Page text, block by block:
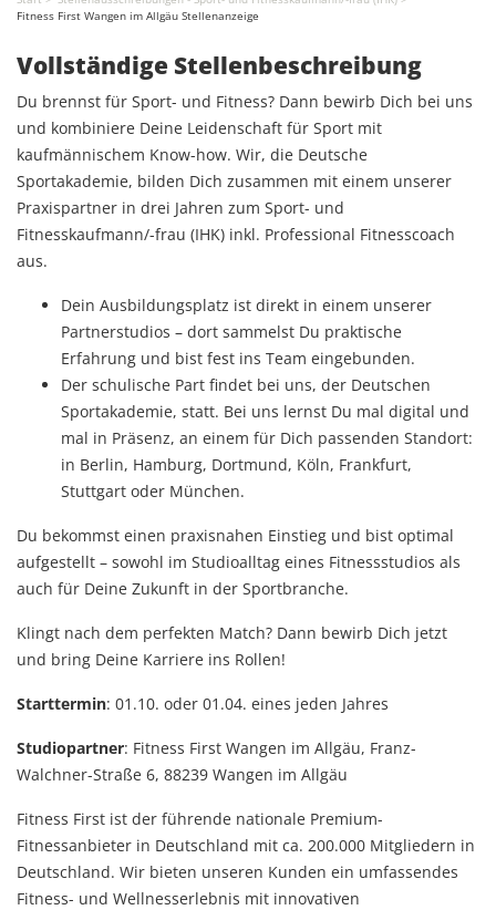
Fitness First Wangen im Allgäu Stellenanzeige
Vollständige Stellenbeschreibung
Du brennst für Sport- und Fitness? Dann bewirb Dich bei uns
und kombiniere Deine Leidenschaft für Sport mit
kaufmännischem Know-how. Wir, die Deutsche
Sportakademie, bilden Dich zusammen mit einem unserer
Praxispartner in drei Jahren zum Sport- und
Fitnesskaufmann/-frau (IHK) inkl. Professional Fitnesscoach
aus.
Dein Ausbildungsplatz ist direkt in einem unserer
Partnerstudios – dort sammelst Du praktische
Erfahrung und bist fest ins Team eingebunden.
Der schulische Part findet bei uns, der Deutschen
Sportakademie, statt. Bei uns lernst Du mal digital und
mal in Präsenz, an einem für Dich passenden Standort:
in Berlin, Hamburg, Dortmund, Köln, Frankfurt,
Stuttgart oder München.
Du bekommst einen praxisnahen Einstieg und bist optimal
aufgestellt – sowohl im Studioalltag eines Fitnessstudios als
auch für Deine Zukunft in der Sportbranche.
Klingt nach dem perfekten Match? Dann bewirb Dich jetzt
und bring Deine Karriere ins Rollen!
Starttermin: 01.10. oder 01.04. eines jeden Jahres
Studiopartner: Fitness First Wangen im Allgäu, Franz-
Walchner-Straße 6, 88239 Wangen im Allgäu
Fitness First ist der führende nationale Premium-
Fitnessanbieter in Deutschland mit ca. 200.000 Mitgliedern in
Deutschland. Wir bieten unseren Kunden ein umfassendes
Fitness- und Wellnesserlebnis mit innovativen